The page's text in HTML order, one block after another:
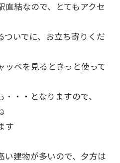
直結なので、とてもアクセ
ついでに、お立ち寄りくだ
ッベを見るときっと使って
・・となりますので、
す
い建物が多いので、夕方は